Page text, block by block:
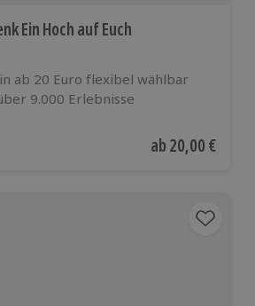
Ein Hoch auf Euch
ab 20 Euro flexibel wählbar
9.000 Erlebnisse
Aktueller Preis
ab20,00 €